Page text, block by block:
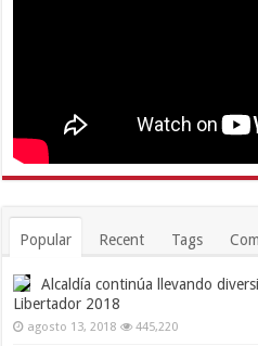
Popular Recent Tags
Alcaldía continúa llevando
Libertador 2018
agosto 13, 2018 445,220